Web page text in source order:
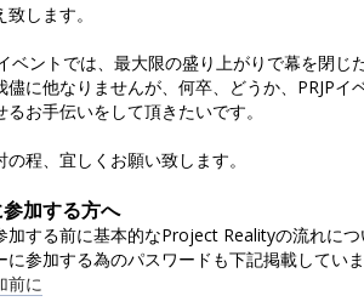
します。
ベントでは、最大限の盛り上がりで幕を閉じ
儘に他なりませんが、何卒、どうか、PRJPイ
お手伝いをして頂きたいです。
程、宜しくお願い致します。
加する方へ
加する前に基本的なProject Realityの流れに
に参加する為のパスワードも下記掲載してい
前に